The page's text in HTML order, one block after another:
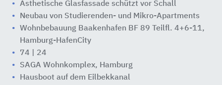
Ästhetische Glasfassade schützt vor Schall
Neubau von Studierenden- und Mikro-Apartments
Wohnbebauung Baakenhafen BF 89 Teilfl. 4+6-11,
Hamburg-HafenCity
74 | 24
SAGA Wohnkomplex, Hamburg
Hausboot auf dem Eilbekkanal